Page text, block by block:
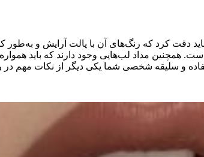
دقت کرد که رنگ‌های آن با پالت آرایش و به‌طور
همچنین مداد لب‌هایی وجود دارند که باید
و سلیقه شخصی شما یکی دیگر از نکات مهم در